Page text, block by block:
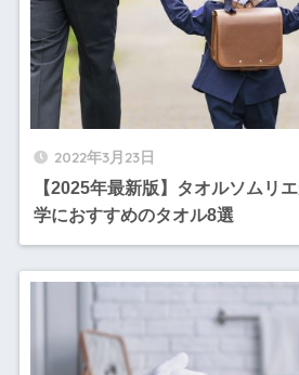
2022年3月23日
【2025年最新版】タオルソムリ
学におすすめのタオル8選